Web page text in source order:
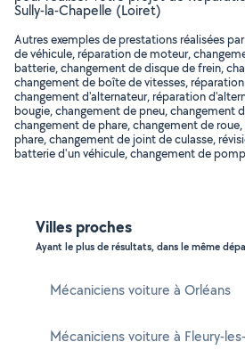
Sully-la-Chapelle (Loiret)
Autres exemples de prestations réalisées
de véhicule, réparation de moteur,
batterie, changement de disque de frein,
changement de boîte de vitesses,
changement d'alternateur, réparation
bougie, changement de pneu, changement
changement de phare, changement de
phare, changement de joint de culasse,
batterie d'un véhicule, changement de
Villes proches
Ayant le plus de résultats, dans le même
Mécaniciens voiture à Orléans
Mécaniciens voiture à Fleury-